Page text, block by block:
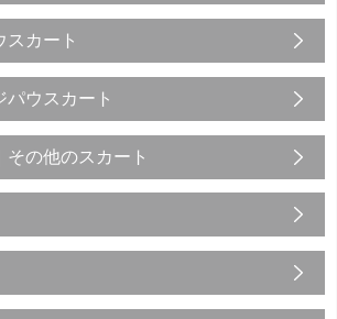
スカート
パウスカート
その他のスカート